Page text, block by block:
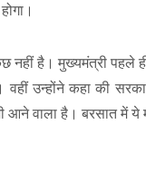
नहीं है। मुख्यमंत्री पहले
उन्होंने कहा की
आने वाला है। बरसात में ये